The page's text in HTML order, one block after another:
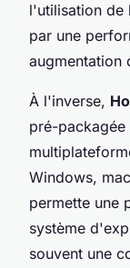
l'utilisation de
par une
augmentation
À l'inverse,
pré-
Windows,
permette une
système
souvent une